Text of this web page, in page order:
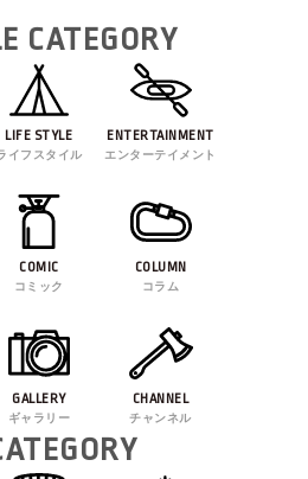
CATEGORY
LIFE STYLE
イフスタイル
ENTERTAINMENT
エンターテイメント
COMIC
コミック
COLUMN
コラム
GALLERY
ギャラリー
CHANNEL
チャンネル